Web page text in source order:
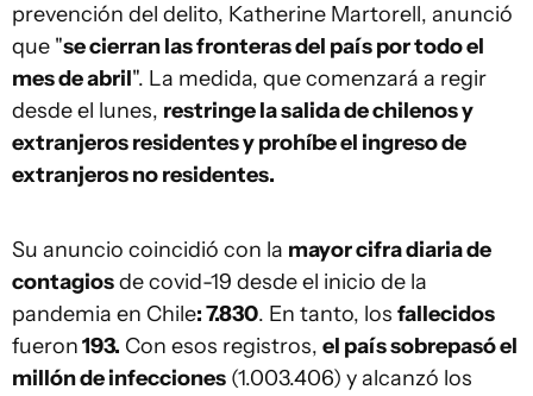
prevención del delito, Katherine Martorell, anunció
que "se cierran las fronteras del país por todo el
mes de abril". La medida, que comenzará a regir
desde el lunes, restringe la salida de chilenos y
extranjeros residentes y prohíbe el ingreso de
extranjeros no residentes.
Su anuncio coincidió con la mayor cifra diaria de
contagiosde covid-19 desde el inicio de la
pandemia en Chile: 7.830. En tanto, los fallecidos
fueron193. Con esos registros, el país sobrepasó el
millón de infecciones (1.003.406) y alcanzó los